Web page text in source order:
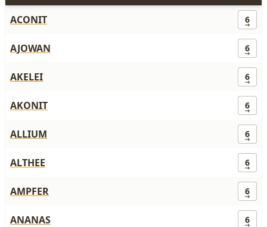
ACONIT
6
AJOWAN 6
AKELEI 6
AKONIT 6
ALLIUM 6
ALTHEE 6
AMPFER 6
ANANAS 6